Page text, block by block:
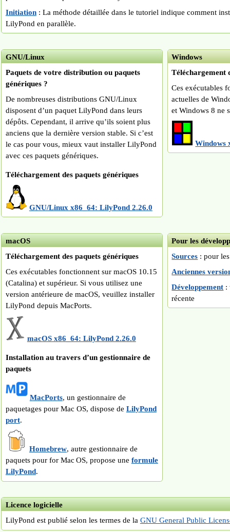
Initiation: La méthode détaillée dans le tutoriel indique comment
LilyPond en parallèle.
GNU/Linux
Paquets de votre distribution ou paquets
génériques ?
De nombreuses distributions GNU/Linux
disposent d’un paquet LilyPond dans leurs
dépôts. Cependant, il arrive qu’ils soient plus
anciens que la dernière version stable. Si c’est
le cas pour vous, mieux vaut installer LilyPond
avec ces paquets génériques.
Téléchargement des paquets génériques
GNU/Linux x86_64: LilyPond 2.26.0
Windows
Téléchargement
Ces exécutables
actuelles de
et Windows 8 ne
Windows
macOS
Téléchargement des paquets génériques
Ces exécutables fonctionnent sur macOS 10.15
(Catalina) et supérieur. Si vous utilisez une
version antérieure de macOS, veuillez installer
LilyPond depuis MacPorts.
macOS x86_64: LilyPond 2.26.0
Installation au travers d’un gestionnaire de
paquets
MacPorts, un gestionnaire de
paquetages pour Mac OS, dispose de LilyPond
port.
Homebrew, autre gestionnaire de
paquets pour for Mac OS, propose une formule
LilyPond.
Pour les
Sources : pour
Anciennes
Développement :
récente
Licence logicielle
LilyPond est publié selon les termes de la GNU General Public